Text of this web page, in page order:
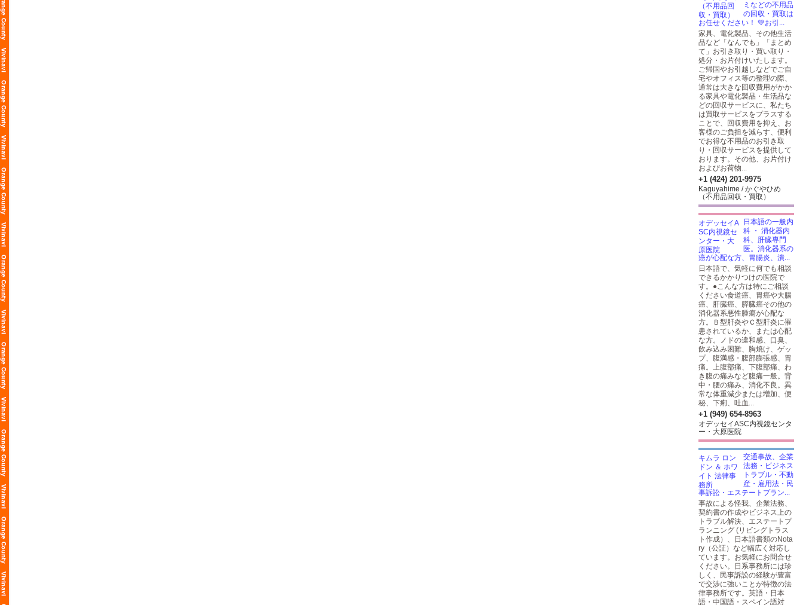
ミなどの不用品
の回収・買取は
お任せください！ 💚お引...
家具、電化製品、その他生活
品など「なんでも」「まとめ
て」お引き取り・買い取り・
処分・お片付けいたします。
ご帰国やお引越しなどでご自
宅やオフィス等の整理の際、
通常は大きな回収費用がかか
る家具や電化製品・生活品な
どの回収サービスに、私たち
は買取サービスをプラスする
ことで、回収費用を抑え、お
客様のご負担を減らす、便利
でお得な不用品のお引き取
り・回収サービスを提供して
おります。その他、お片付け
およびお荷物...
+1 (424) 201-9975
Kaguyahime / かぐやひめ
（不用品回収・買取）
日本語の一般内
科 ・ 消化器内
科、肝臓専門
医。消化器系の
癌が心配な方、胃腸炎、潰...
日本語で、気軽に何でも相談
できるかかりつけの医院で
す。●こんな方は特にご相談
ください食道癌、胃癌や大腸
癌、肝臓癌、膵臓癌その他の
消化器系悪性腫瘍が心配な
方。Ｂ型肝炎やＣ型肝炎に罹
患されているか、または心配
な方。ノドの違和感、口臭、
飲み込み困難、胸焼け、ゲッ
プ、腹満感・腹部膨張感、胃
痛。上腹部痛、下腹部痛、わ
き腹の痛みなど腹痛一般。背
中・腰の痛み、消化不良。異
常な体重減少または増加、便
秘、下痢、吐血...
+1 (949) 654-8963
オデッセイASC内視鏡センタ
ー・大原医院
交通事故、企業
法務・ビジネス
トラブル・不動
産・雇用法・民
事訴訟・エステートプラン...
事故による怪我、企業法務、
契約書の作成やビジネス上の
トラブル解決、エステートプ
ランニング (リビングトラス
ト作成）、日本語書類のNota
ry（公証）など幅広く対応し
ています。お気軽にお問合せ
ください。日系事務所には珍
しく、民事訴訟の経験が豊富
で交渉に強いことが特徴の法
律事務所です。英語・日本
語・中国語・スペイン語対